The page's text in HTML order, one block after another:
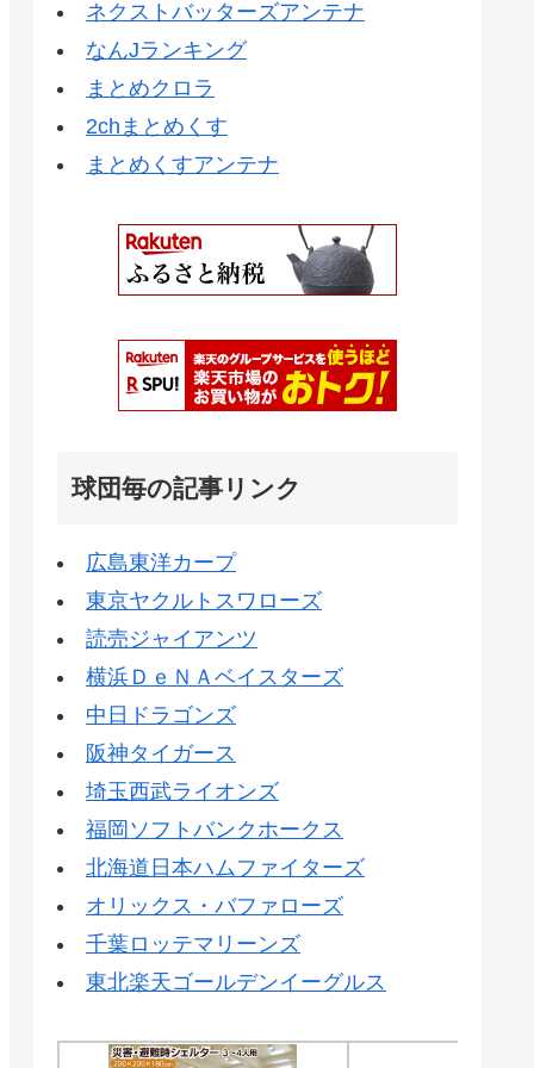
ネクストバッターズアンテナ
なんJランキング
まとめクロラ
2chまとめくす
まとめくすアンテナ
球団毎の記事リンク
広島東洋カープ
東京ヤクルトスワローズ
読売ジャイアンツ
横浜ＤｅＮＡベイスターズ
中日ドラゴンズ
阪神タイガース
埼玉西武ライオンズ
福岡ソフトバンクホークス
北海道日本ハムファイターズ
オリックス・バファローズ
千葉ロッテマリーンズ
東北楽天ゴールデンイーグルス